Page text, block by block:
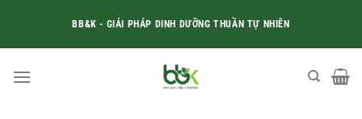
content
BB&K - GIẢI PHÁP DINH DƯỠNG THUẦN TỰ NHIÊN